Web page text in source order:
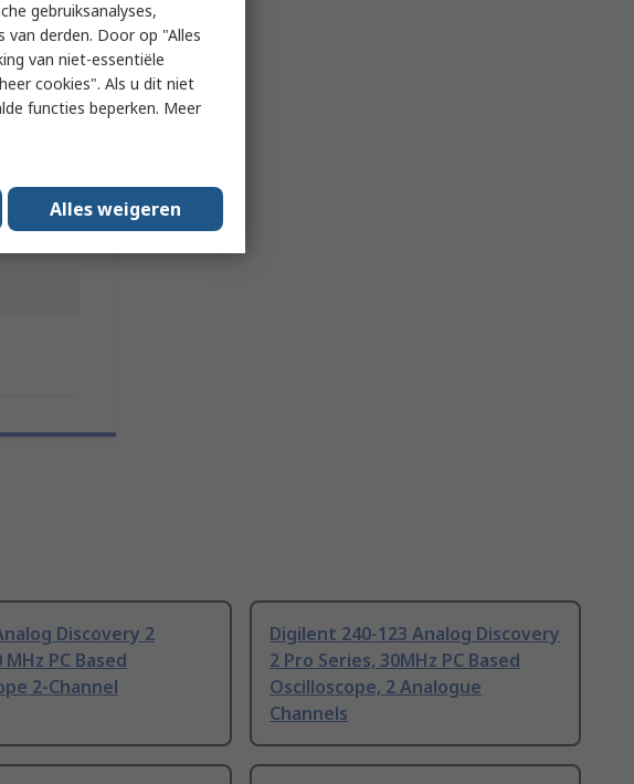
Discovery 2
PC Based
2-Channel
Digilent 240-123 Analog Discovery
2 Pro Series, 30MHz PC Based
Oscilloscope, 2 Analogue
Channels
gebruiksanalyses,
derden. Door op "Alles
van niet-essentiële
cookies". Als u dit niet
functies beperken. Meer
Alles weigeren